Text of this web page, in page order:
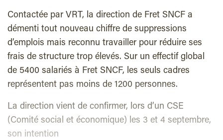
Contactée par VRT, la direction de Fret SNCF a
démenti tout nouveau chiffre de suppressions
d’emplois mais reconnu travailler pour réduire ses
frais de structure trop élevés. Sur un effectif global
de 5400 salariés à Fret SNCF, les seuls cadres
représentent pas moins de 1200 personnes.
La direction vient de confirmer, lors d’un CSE
(Comité social et économique) les 3 et 4 septembre,
son intention